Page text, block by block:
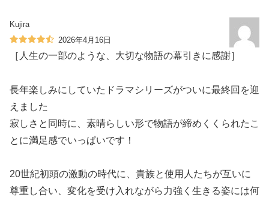
Kujira
2026年4月16日
［人生の一部のような、大切な物語の幕引きに感謝］
長年楽しみにしていたドラマシリーズがついに最終回を迎
えました
寂しさと同時に、素晴らしい形で物語が締めくくられたこ
とに満足感でいっぱいです！
20世紀初頭の激動の時代に、貴族と使用人たちが互いに
尊重し合い、変化を受け入れながら力強く生きる姿には何